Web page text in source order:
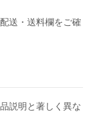
送・送料欄をご確
説明と著しく異な